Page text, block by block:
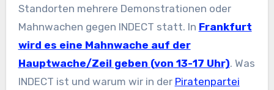
Standorten mehrere Demonstrationen oder
Mahnwachen gegen INDECT statt. In Frankfurt
wird es eine Mahnwache auf der
Hauptwache/Zeil geben (von 13-17 Uhr). Was
INDECT ist und warum wir in der Piratenpartei